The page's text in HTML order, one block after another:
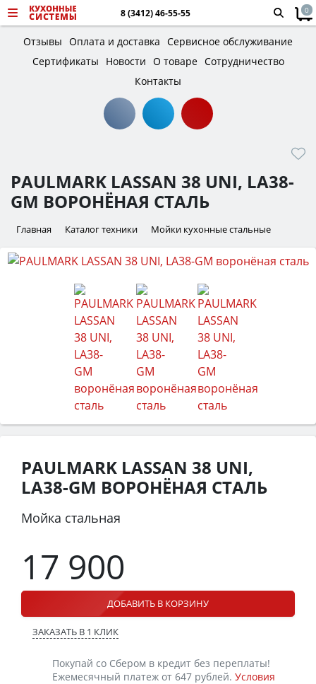
8 (3412) 46-55-55 0
Отзывы Оплата и доставка Сервисное обслуживание
Сертификаты
Новости О товаре Сотрудничество
Контакты
PAULMARK LASSAN 38 UNI, LA38-
GM ВОРОНЁНАЯ СТАЛЬ
Главная Каталог техники Мойки кухонные стальные
PAULMARK LASSAN 38 UNI,
LA38-GM ВОРОНЁНАЯ СТАЛЬ
Мойка стальная
17 900
ДОБАВИТЬ В КОРЗИНУ
ЗАКАЗАТЬ В 1 КЛИК
Покупай со Сбером в кредит без переплаты!
Ежемесячный платеж от 647 рублей. Условия